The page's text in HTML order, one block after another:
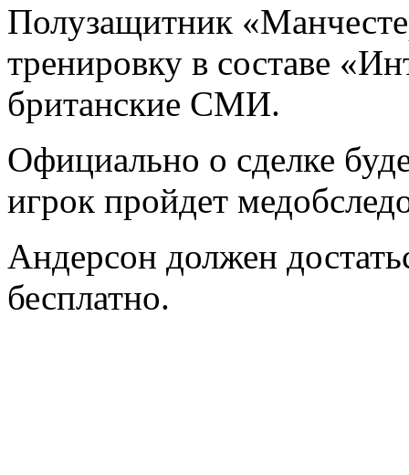
Полузащитник
тренировку в составе
британские СМИ.
Официально о сделке
игрок пройдет
Андерсон должен
бесплатно.